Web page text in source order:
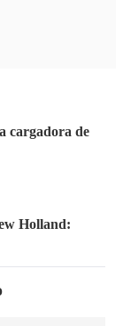
cargadora de
Holland: